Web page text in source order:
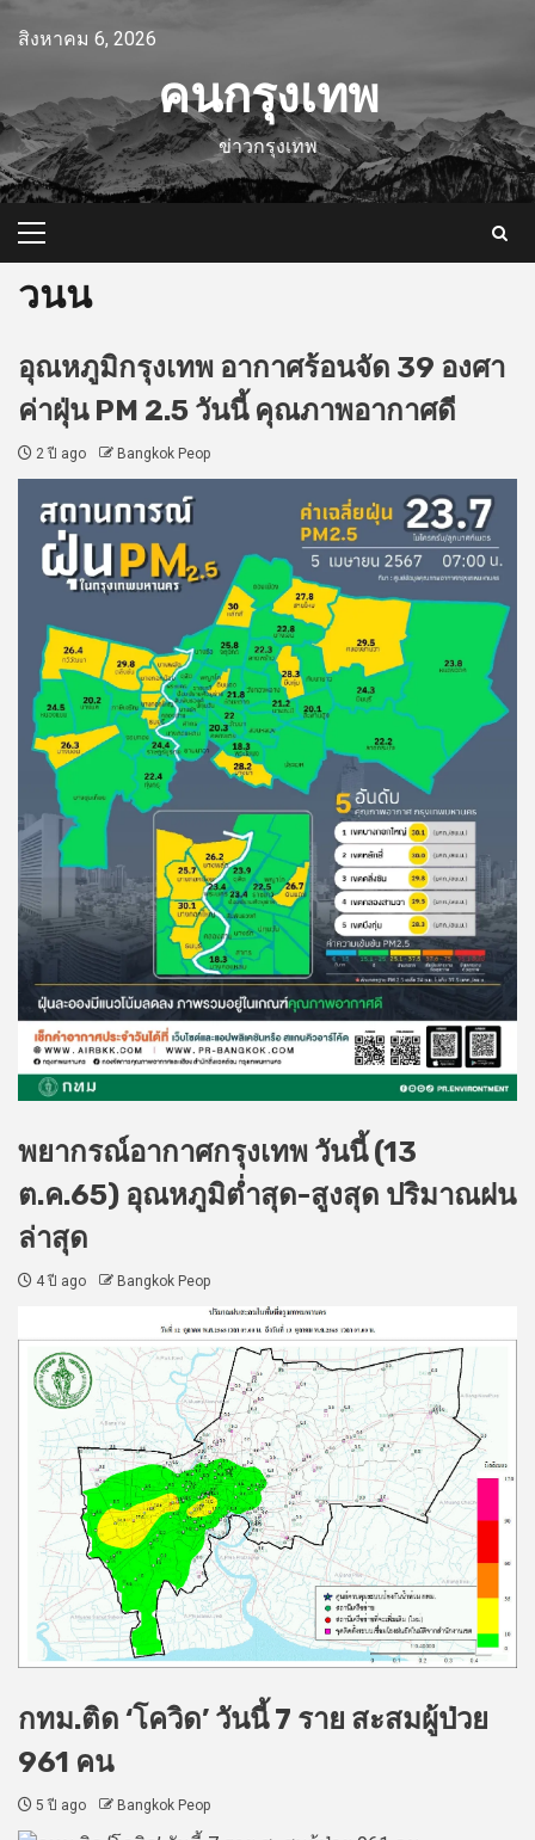
สิงหาคม 6, 2026
คนกรุงเทพ
ข่าวกรุงเทพ
Primary
Menu
วนน
อุณหภูมิกรุงเทพ อากาศร้อนจัด 39 องศา
ค่าฝุ่น PM 2.5 วันนี้ คุณภาพอากาศดี
2 ปี ago Bangkok Peop
พยากรณ์อากาศกรุงเทพ วันนี้ (13
ต.ค.65) อุณหภูมิต่ำสุด-สูงสุด ปริมาณฝน
ล่าสุด
4 ปี ago Bangkok Peop
กทม.ติด ‘โควิด’ วันนี้ 7 ราย สะสมผู้ป่วย
961 คน
5 ปี ago Bangkok Peop